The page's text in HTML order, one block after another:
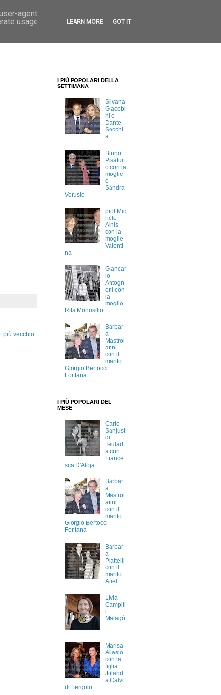
più vecchio
I PIÙ POPOLARI DELLA
SETTIMANA
Silvana
Giacobi
ni e
Dante
Secchi
a
Bruno
Pisatur
o con la
moglie
e
Sandra
Verusio
prof.Mic
hele
Ainis
con la
moglie
Valenti
na
Giancar
lo
Antogn
oni con
la
moglie
Rita Monosilio
Barbar
a
Mastroi
anni
con il
marito
Giorgio Bertocci
Fontana
I PIÙ POPOLARI DEL
MESE
Carlo
Sanjust
di
Teulad
a con
France
sca D'Aloja
Barbar
a
Mastroi
anni
con il
marito
Giorgio Bertocci
Fontana
Barbar
a
Piattelli
con il
marito
Ariel
Livia
Campill
i
Malagò
Marisa
Allasio
con la
figlia
Joland
a Calvi
di Bergolo
agent
usage
LEARN MORE GOT IT